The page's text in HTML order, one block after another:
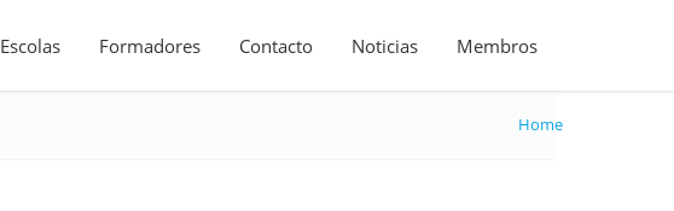
Escolas Formadores Contacto Noticias Membros
Home